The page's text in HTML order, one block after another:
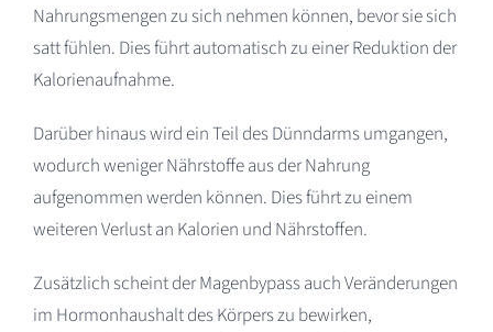
Nahrungsmengen zu sich nehmen können, bevor sie sich
satt fühlen. Dies führt automatisch zu einer Reduktion der
Kalorienaufnahme.
Darüber hinaus wird ein Teil des Dünndarms umgangen,
wodurch weniger Nährstoffe aus der Nahrung
aufgenommen werden können. Dies führt zu einem
weiteren Verlust an Kalorien und Nährstoffen.
Zusätzlich scheint der Magenbypass auch Veränderungen
im Hormonhaushalt des Körpers zu bewirken,